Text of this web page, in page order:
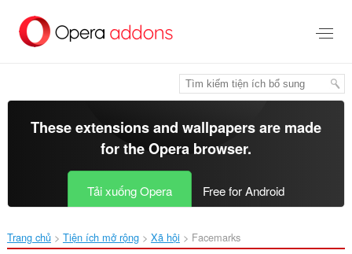
đến
These extensions and wallpapers are made
for theOpera browser.
Tải xuống Opera Free for Android
Trang chủ Tiện ích mở rộng Xã hội Facemarks‎